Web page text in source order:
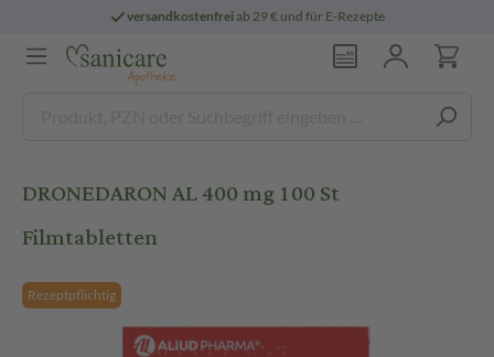
versandkostenfreiab 29 € und für E-Rezepte
DRONEDARON AL 400 mg 100 St
Filmtabletten
Rezeptpflichtig